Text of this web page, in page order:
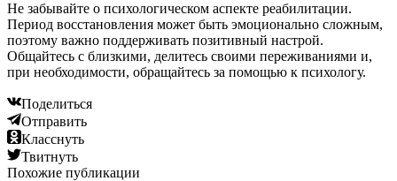
Не забывайте о психологическом аспекте реабилитации.
Период восстановления может быть эмоционально сложным,
поэтому важно поддерживать позитивный настрой.
Общайтесь с близкими, делитесь своими переживаниями и,
при необходимости, обращайтесь за помощью к психологу.
Поделиться
Отправить
Класснуть
Твитнуть
Похожие публикации